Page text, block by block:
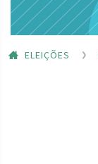
ELEIÇÕES